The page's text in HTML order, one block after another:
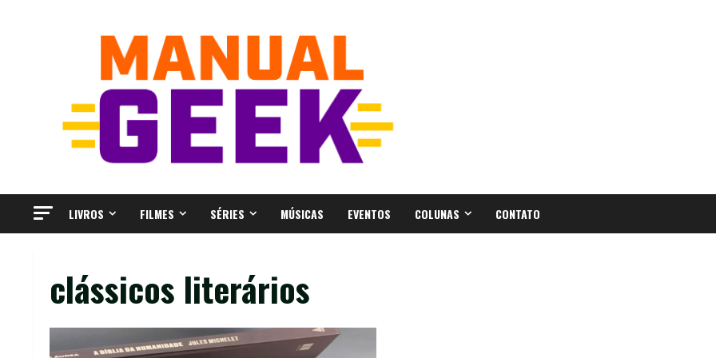
LIVROS FILMES SÉRIES MÚSICAS EVENTOS COLUNAS CONTATO
clássicos literários